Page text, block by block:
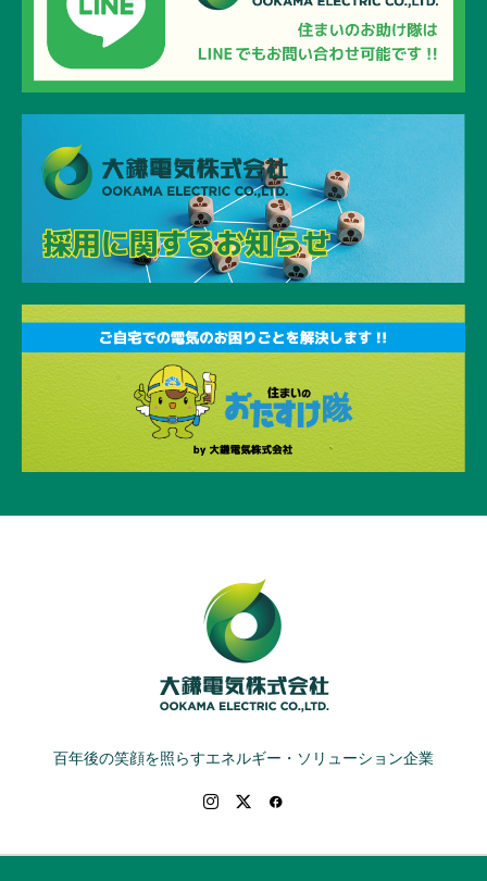
百年後の笑顔を照らすエネルギー・ソリューション企業